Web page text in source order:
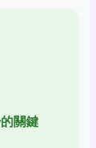
關鍵